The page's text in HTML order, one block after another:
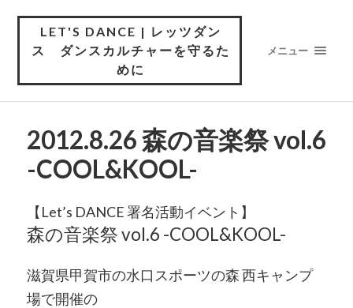
LET'S DANCE | レッツダン
ス ダンスカルチャーを守るた
めに
メニュー
2012.8.26 森の音楽祭 vol.6
-COOL&KOOL-
【Let’s DANCE 署名活動イベント】
森の音楽祭 vol.6 -COOL&KOOL-
滋賀県甲賀市の水口スポーツの森 西キャンプ
場で開催の